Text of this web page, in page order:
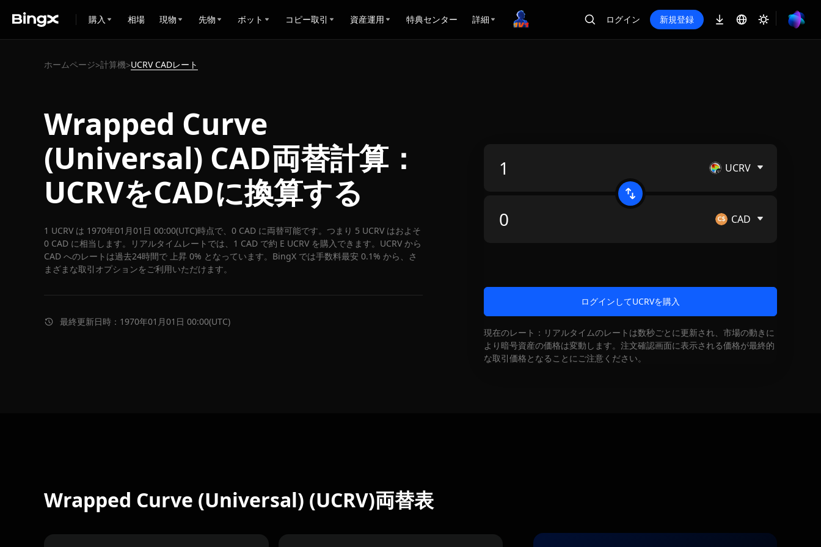
購入 相場 現物 先物 ボット コピー取引 資産運用 特典センター 詳細 ログイン 新規登録
ホームページ>計算機>UCRV CADレート
Wrapped Curve
(Universal) CAD両替計算：
UCRVをCADに換算する
1 UCRV は 1970年01月01日 00:00(UTC)時点で、0 CAD に両替可能です。つまり 5 UCRV はおよそ
0 CAD に相当します。リアルタイムレートでは、1 CAD で約 E UCRV を購入できます。UCRV から
CAD へのレートは過去24時間で 上昇 0% となっています。BingX では手数料最安 0.1% から、さ
まざまな取引オプションをご利用いただけます。
最終更新日時：1970年01月01日 00:00(UTC)
UCRV
CAD
ログインしてUCRVを購入
現在のレート：リアルタイムのレートは数秒ごとに更新され、市場の動きに
より暗号資産の価格は変動します。注文確認画面に表示される価格が最終的
な取引価格となることにご注意ください。
Wrapped Curve (Universal) (UCRV)両替表